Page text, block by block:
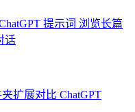
提示词 浏览长篇
话
扩展对比 ChatGPT